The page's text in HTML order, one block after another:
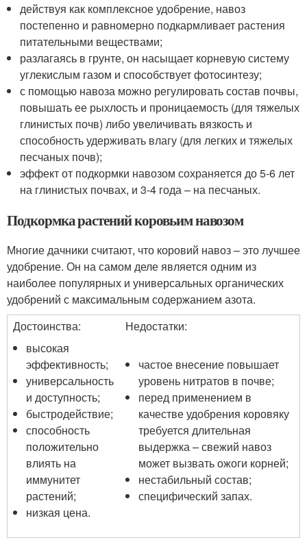
действуя как комплексное удобрение, навоз
постепенно и равномерно подкармливает растения
питательными веществами;
разлагаясь в грунте, он насыщает корневую систему
углекислым газом и способствует фотосинтезу;
с помощью навоза можно регулировать состав почвы,
повышать ее рыхлость и проницаемость (для тяжелых
глинистых почв) либо увеличивать вязкость и
способность удерживать влагу (для легких и тяжелых
песчаных почв);
эффект от подкормки навозом сохраняется до 5-6 лет
на глинистых почвах, и 3-4 года – на песчаных.
Подкормка растений коровьим навозом
Многие дачники считают, что коровий навоз – это лучшее
удобрение. Он на самом деле является одним из
наиболее популярных и универсальных органических
удобрений с максимальным содержанием азота.
Достоинства:
Недостатки:
высокая
эффективность;
универсальность
и доступность;
быстродействие;
способность
положительно
влиять на
иммунитет
растений;
низкая цена.
частое внесение повышает
уровень нитратов в почве;
перед применением в
качестве удобрения коровяку
требуется длительная
выдержка – свежий навоз
может вызвать ожоги корней;
нестабильный состав;
специфический запах.